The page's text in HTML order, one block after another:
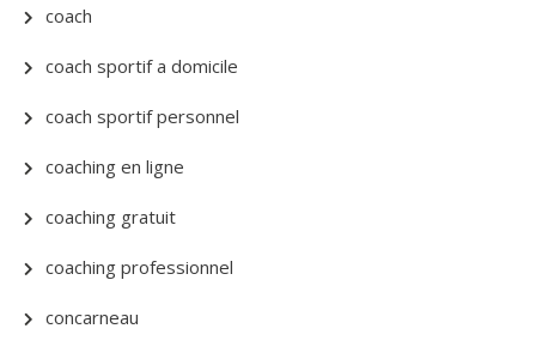
coach
coach sportif a domicile
coach sportif personnel
coaching en ligne
coaching gratuit
coaching professionnel
concarneau